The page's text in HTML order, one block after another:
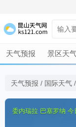
天气预报 景区天
天气预报 / 国际天气 /
委内瑞拉 巴塞罗纳 今